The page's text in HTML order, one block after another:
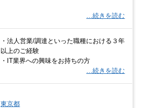
…続きを読む
・法人営業/調達といった職種における３年
以上のご経験
・IT業界への興味をお持ちの方
…続きを読む
東京都